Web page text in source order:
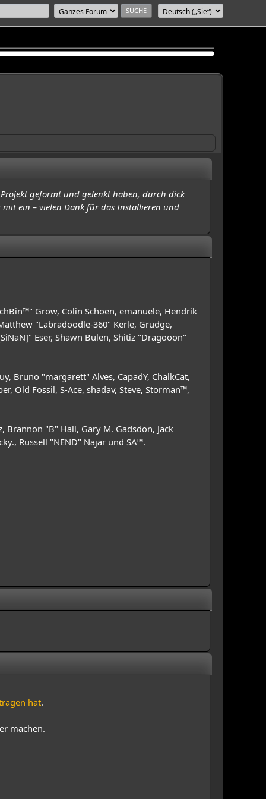
geformt und gelenkt haben, durch dick
ein – vielen Dank für das Installieren und
Grow, Colin Schoen, emanuele, Hendrik
"Labradoodle-360" Kerle, Grudge,
Eser, Shawn Bulen, Shitiz "Dragooon"
Bruno "margarett" Alves, CapadY, ChalkCat,
Old Fossil, S-Ace, shadav, Steve, Storman™,
Brannon "B" Hall, Gary M. Gadsdon, Jack
Russell "NEND" Najar und SA™.
hat.
machen.